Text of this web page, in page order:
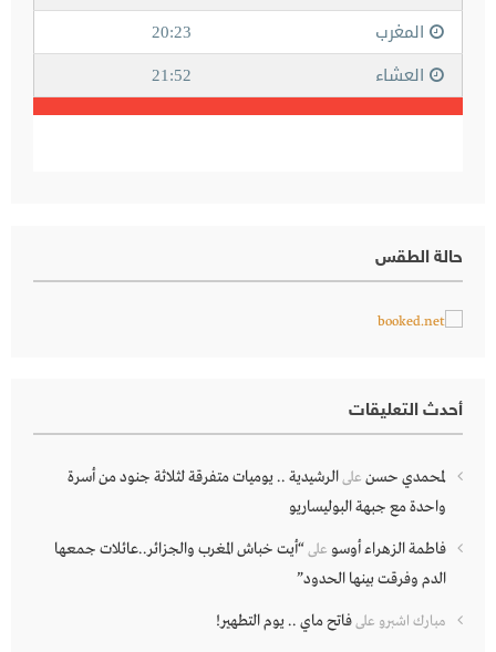
حالة الطقس
أحدث التعليقات
لمحمدي حسن علىالرشيدية .. يوميات متفرقة لثلاثة جنود من أسرة
واحدة مع جبهة البوليساريو
فاطمة الزهراء أوسو على“أيت خباش المغرب والجزائر..عائلات جمعها
الدم وفرقت بينها الحدود”
مبارك اشبرو علىفاتح ماي .. يوم التطهير!